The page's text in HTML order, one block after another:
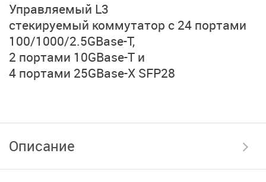
Управляемый L3
стекируемый коммутатор с 24 портами
100/1000/2.5GBase-T,
2 портами 10GBase-T и
4 портами 25GBase-X SFP28
Описание